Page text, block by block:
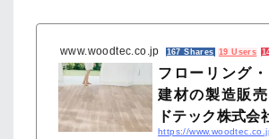
www.woodtec.co.jp 167 Shares 19 Users
フローリング
建材の製造販
ドテック株式会
https://